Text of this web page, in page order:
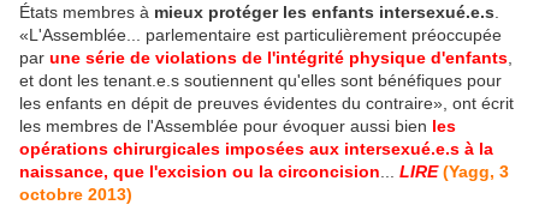
États membres à mieux protéger les enfants intersexué.e.s
«L'Assemblée
parlementaire est particulièrement préoccupée
par une série de violations de l'intégrité physique d'enfants
et dont les tenant.e.s soutiennent qu'elles sont bénéfiques pour
les enfants en dépit de preuves évidentes du contraire», ont écrit
les membres de l'Assemblée pour évoquer aussi bien les
opérations chirurgicales imposées aux intersexué.e.s à la
naissance, que l'excision ou la circoncision
LIRE(Yagg, 3
octobre 2013)